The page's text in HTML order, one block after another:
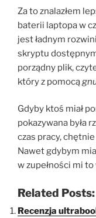
Za to znalazłem
baterii laptopa w
jest ładnym
skryptu
porządny plik,
który z pomocą
Gdyby ktoś miał
pokazywana była
czas pracy,
Nawet gdybym
w zupełności mi
Related Posts:
Recenzja